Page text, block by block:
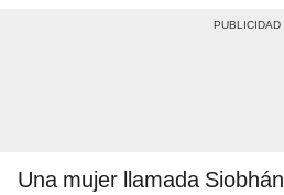
Una mujer llamada Siobhán